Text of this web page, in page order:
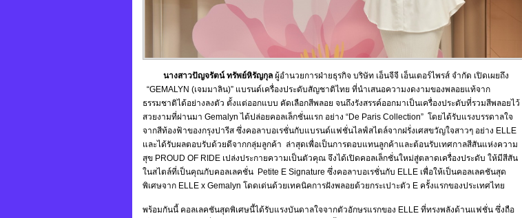
นางสาวปัญจรัตน์ ทรัพย์หิรัญกุล ผู้อำนวยการฝ่ายธุรกิจ บริษัท เอ็นจีจี เอ็นเตอร์ไพรส์ จำกัด เปิดเผยถึง
“GEMALYN (เจมมาลิน)” แบรนด์เครื่องประดับสัญชาติไทย ที่นำเสนอความงดงามของพลอยแท้จาก
ธรรมชาติได้อย่างลงตัว ตั้งแต่ออกแบบ คัดเลือกสีพลอย จนถึงรังสรรค์ออกมาเป็นเครื่องประดับที่รวมสีพลอยไว้
สวยงามที่ผ่านมา Gemalyn ได้ปล่อยคอลเล็กชั่นแรก อย่าง “De Paris Collection” โดยได้รับแรงบรรดาลใจ
จากสีท้องฟ้าของกรุงปารีส ซึ่งคอลาบอเรชั่นกับแบรนด์แฟชั่นไลฟ์สไตล์จากฝรั่งเศสขวัญใจสาวๆ อย่าง ELLE
และได้รับผลตอบรับด้วยดีจากกลุ่มลูกค้า ล่าสุดเพื่อเป็นการตอบแทนลูกค้าและต้อนรับเทศกาลสีสันแห่งความ
สุข PROUD OF RIDE เปล่งประกายความเป็นตัวคุณ จึงได้เปิดคอลเล็กชั่นใหม่สู่ตลาดเครื่องประดับ ให้มีสีสัน
ในสไตล์ที่เป็นคุณกับคอลเลคชั่น Petite E Signature ซึ่งคอลาบอเรชั่นกับ ELLE เพื่อให้เป็นคอลเลคชันสุด
พิเศษจาก ELLE x Gemalyn โดดเด่นด้วยเทคนิคการฝังพลอยด้วยกระเปาะตัว E ครั้งแรกของประเทศไทย
พร้อมกันนี้ คอลเลคชันสุดพิเศษนี้ได้รับแรงบันดาลใจจากตัวอักษรแรกของ ELLE ที่ทรงพลังด้านแฟชั่น ซึ่งถือ